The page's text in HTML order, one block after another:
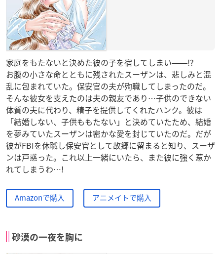
家庭をもたないと決めた彼の子を宿してしまい――!?
お腹の小さな命とともに残されたスーザンは、悲しみと混
乱に包まれていた。保安官の夫が殉職してしまったのだ。
そんな彼女を支えたのは夫の親友であり…子供のできない
体質の夫に代わり、精子を提供してくれたハンク。彼は
「結婚しない、子供ももたない」と決めていたため、結婚
を夢みていたスーザンは密かな愛を封じていたのだ。だが
彼がFBIを休職し保安官として故郷に留まると知り、スーザ
ンは戸惑った。これ以上一緒にいたら、また彼に強く惹か
れてしまうわ…!
Amazonで購入 アニメイトで購入
砂漠の一夜を胸に